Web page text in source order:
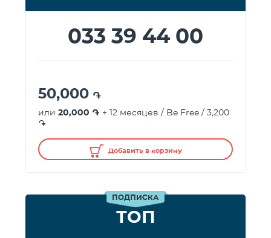
033 39 44 00
50,000 ֏
или 20,000 ֏ + 12 месяцев / Be Free / 3,200
֏
Добавить в корзину
ПОДПИСКА
ТОП